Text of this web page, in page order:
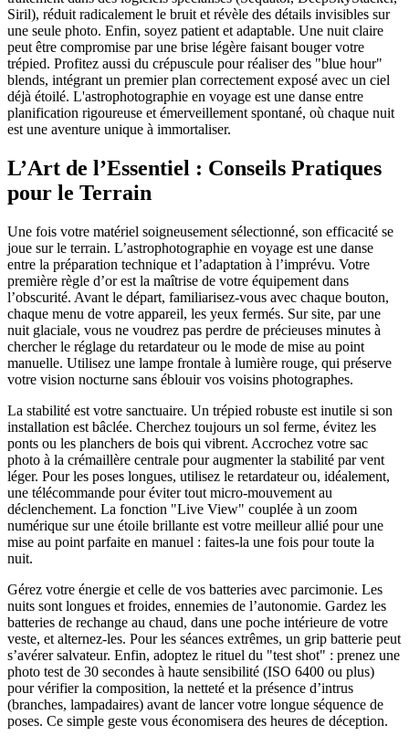
Siril), réduit radicalement le bruit et révèle des détails invisibles sur
une seule photo. Enfin, soyez patient et adaptable. Une nuit claire
peut être compromise par une brise légère faisant bouger votre
trépied. Profitez aussi du crépuscule pour réaliser des "blue hour"
blends, intégrant un premier plan correctement exposé avec un ciel
déjà étoilé. L'astrophotographie en voyage est une danse entre
planification rigoureuse et émerveillement spontané, où chaque nuit
est une aventure unique à immortaliser.
L’Art de l’Essentiel : Conseils Pratiques
pour le Terrain
Une fois votre matériel soigneusement sélectionné, son efficacité se
joue sur le terrain. L’astrophotographie en voyage est une danse
entre la préparation technique et l’adaptation à l’imprévu. Votre
première règle d’or est la maîtrise de votre équipement dans
l’obscurité. Avant le départ, familiarisez-vous avec chaque bouton,
chaque menu de votre appareil, les yeux fermés. Sur site, par une
nuit glaciale, vous ne voudrez pas perdre de précieuses minutes à
chercher le réglage du retardateur ou le mode de mise au point
manuelle. Utilisez une lampe frontale à lumière rouge, qui préserve
votre vision nocturne sans éblouir vos voisins photographes.
La stabilité est votre sanctuaire. Un trépied robuste est inutile si son
installation est bâclée. Cherchez toujours un sol ferme, évitez les
ponts ou les planchers de bois qui vibrent. Accrochez votre sac
photo à la crémaillère centrale pour augmenter la stabilité par vent
léger. Pour les poses longues, utilisez le retardateur ou, idéalement,
une télécommande pour éviter tout micro-mouvement au
déclenchement. La fonction "Live View" couplée à un zoom
numérique sur une étoile brillante est votre meilleur allié pour une
mise au point parfaite en manuel : faites-la une fois pour toute la
nuit.
Gérez votre énergie et celle de vos batteries avec parcimonie. Les
nuits sont longues et froides, ennemies de l’autonomie. Gardez les
batteries de rechange au chaud, dans une poche intérieure de votre
veste, et alternez-les. Pour les séances extrêmes, un grip batterie peut
s’avérer salvateur. Enfin, adoptez le rituel du "test shot" : prenez une
photo test de 30 secondes à haute sensibilité (ISO 6400 ou plus)
pour vérifier la composition, la netteté et la présence d’intrus
(branches, lampadaires) avant de lancer votre longue séquence de
poses. Ce simple geste vous économisera des heures de déception.